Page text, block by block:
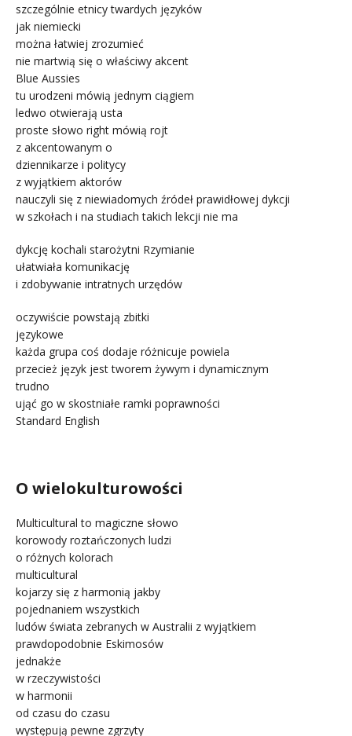
szczególnie etnicy twardych języków
jak niemiecki
można łatwiej zrozumieć
nie martwią się o właściwy akcent
Blue Aussies
tu urodzeni mówią jednym ciągiem
ledwo otwierają usta
proste słowo right mówią rojt
z akcentowanym o
dziennikarze i politycy
z wyjątkiem aktorów
nauczyli się z niewiadomych źródeł prawidłowej dykcji
w szkołach i na studiach takich lekcji nie ma
dykcję kochali starożytni Rzymianie
ułatwiała komunikację
i zdobywanie intratnych urzędów
oczywiście powstają zbitki
językowe
każda grupa coś dodaje różnicuje powiela
przecież język jest tworem żywym i dynamicznym
trudno
ująć go w skostniałe ramki poprawności
Standard English
O wielokulturowości
Multicultural to magiczne słowo
korowody roztańczonych ludzi
o różnych kolorach
multicultural
kojarzy się z harmonią jakby
pojednaniem wszystkich
ludów świata zebranych w Australii z wyjątkiem
prawdopodobnie Eskimosów
jednakże
w rzeczywistości
w harmonii
od czasu do czasu
występują pewne zgrzyty